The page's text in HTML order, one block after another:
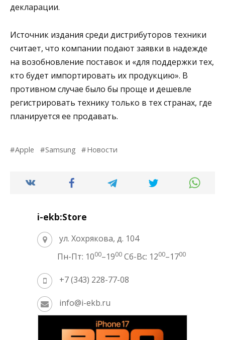
декларации.
Источник издания среди дистрибуторов техники
считает, что компании подают заявки в надежде
на возобновление поставок и «для поддержки тех,
кто будет импортировать их продукцию». В
противном случае было бы проще и дешевле
регистрировать технику только в тех странах, где
планируется ее продавать.
Apple Samsung Новости
i-ekb:Store
ул. Хохрякова, д. 104
Пн-Пт: 1000–1900 Сб-Вс: 1200–1700
+7 (343) 228-77-08
info@i-ekb.ru